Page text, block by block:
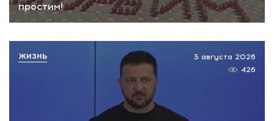
простим!
3 августа 2026
426
ЖИЗНЬ